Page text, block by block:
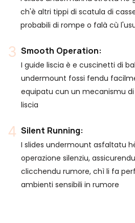
ch'è altri tippi di scatula di
probabili di rompe o falà cù
Smooth Operation:
I guide liscia è e cuscinetti di
undermount fossi fendu
equipatu cun un mecanismu
liscia
Silent Running:
I slides undermount asfaltatu
operazione silenziu,
clicchendu rumore, chì li fa
ambienti sensibili in rumore